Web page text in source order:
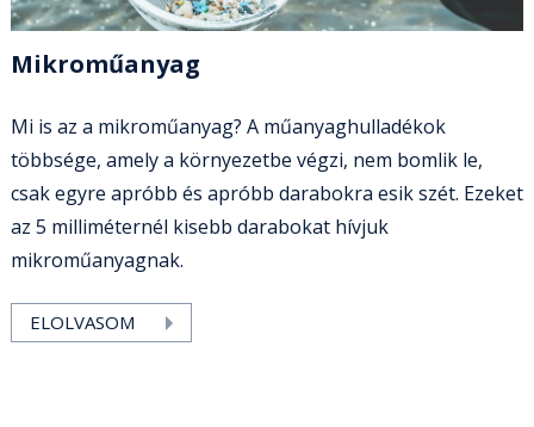
Mikroműanyag
Mi is az a mikroműanyag? A műanyaghulladékok
többsége, amely a környezetbe végzi, nem bomlik le,
csak egyre apróbb és apróbb darabokra esik szét. Ezeket
az 5 milliméternél kisebb darabokat hívjuk
mikroműanyagnak.
ELOLVASOM